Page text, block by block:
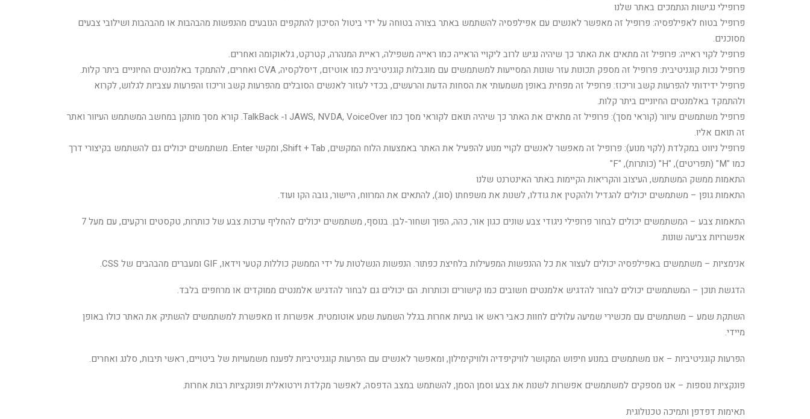
פרופילי נגישות הנתמכים באתר שלנו
פרופיל בטוח לאפילפסיה: פרופיל זה מאפשר לאנשים עם אפילפסיה להשתמש באתר בצורה בטוחה על ידי ביטול הסיכון להתקפים הנובעים מהנפשות מהבהבות או מהבהבות ושילובי צבעים
מסוכנים.
פרופיל לקוי ראייה: פרופיל זה מתאים את האתר כך שיהיה נגיש לרוב ליקויי הראייה כמו ראייה משפילה, ראיית המנהרה, קטרקט, גלאוקומה ואחרים.
פרופיל נכות קוגניטיבית: פרופיל זה מספק תכונות עזר שונות המסייעות למשתמשים עם מוגבלות קוגניטיבית כמו אוטיזם, דיסלקסיה, CVA ואחרים, להתמקד באלמנטים החיוניים ביתר קלות.
פרופיל ידידותי להפרעות קשב וריכוז: פרופיל זה מפחית באופן משמעותי את הסחות הדעת והרעשים, בכדי לעזור לאנשים הסובלים מהפרעות קשב וריכוז והפרעות עצביות לגלוש, לקרוא
ולהתמקד באלמנטים החיוניים ביתר קלות.
פרופיל משתמשים עיוור (קוראי מסך): פרופיל זה מתאים את האתר כך שיהיה תואם לקוראי מסך כמו JAWS, NVDA, VoiceOver ו- TalkBack. קורא מסך מותקן במחשב המשתמש העיוור ואתר
זה תואם אליו.
פרופיל ניווט במקלדת (לקוי מנוע): פרופיל זה מאפשר לאנשים לקויי מנוע להפעיל את האתר באמצעות הלוח המקשים, Shift + Tab, ומקשי Enter. משתמשים יכולים גם להשתמש בקיצורי דרך
כמו "M" (תפריטים), "H" (כותרות), "F"
התאמות ממשק המשתמש, העיצוב והקריאות הקיימות באתר האינטרנט שלנו
התאמות גופן – משתמשים יכולים להגדיל ולהקטין את גודלו, לשנות את משפחתו (סוג), להתאים את המרווח, היישור, גובה הקו ועוד.
התאמות צבע – המשתמשים יכולים לבחור פרופילי ניגודי צבע שונים כגון אור, כהה, הפוך ושחור-לבן. בנוסף, משתמשים יכולים להחליף ערכות צבע של כותרות, טקסטים ורקעים, עם מעל 7
אפשרויות צביעה שונות.
אנימציות – משתמשים באפילפסיה יכולים לעצור את כל ההנפשות המפעילות בלחיצת כפתור. הנפשות הנשלטות על ידי הממשק כוללות קטעי וידאו, GIF ומעברים מהבהבים של CSS.
הדגשת תוכן – המשתמשים יכולים לבחור להדגיש אלמנטים חשובים כמו קישורים וכותרות. הם יכולים גם לבחור להדגיש אלמנטים ממוקדים או מרחפים בלבד.
השתקת שמע – משתמשים עם מכשירי שמיעה עלולים לחוות כאבי ראש או בעיות אחרות בגלל השמעת שמע אוטומטית. אפשרות זו מאפשרת למשתמשים להשתיק את האתר כולו באופן
מיידי.
הפרעות קוגניטיביות – אנו משתמשים במנוע חיפוש המקושר לוויקיפדיה ולוויקימילון, ומאפשר לאנשים עם הפרעות קוגניטיביות לפענח משמעויות של ביטויים, ראשי תיבות, סלנג ואחרים.
פונקציות נוספות – אנו מספקים למשתמשים אפשרות לשנות את צבע וסמן הסמן, להשתמש במצב הדפסה, לאפשר מקלדת וירטואלית ופונקציות רבות אחרות.
תאימות דפדפן ותמיכה טכנולוגית